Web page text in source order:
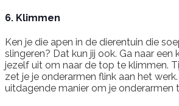
6. Klimmen
Ken je die apen in de dierentuin die
slingeren? Dat kun jij ook. Ga naar een
jezelf uit om naar de top te klimmen.
zet je je onderarmen flink aan het
uitdagende manier om je onderarmen